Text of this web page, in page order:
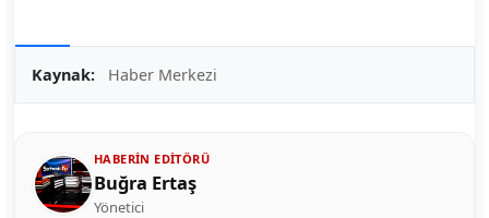
Kaynak: Haber Merkezi
HABERIN EDITÖRÜ
Buğra Ertaş
Yönetici